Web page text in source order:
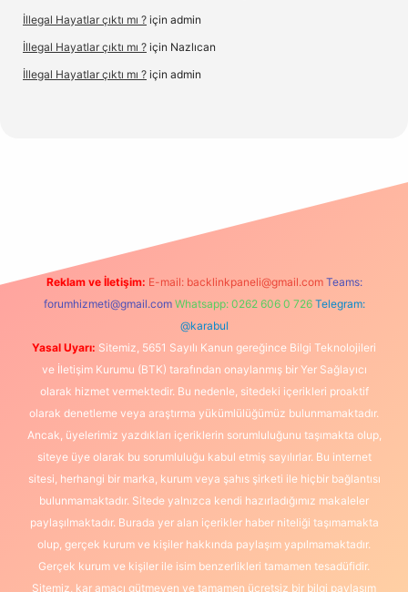
İllegal Hayatlar çıktı mı ? için admin
İllegal Hayatlar çıktı mı ? için Nazlıcan
İllegal Hayatlar çıktı mı ? için admin
Reklam ve İletişim: E-mail: backlinkpaneli@gmail.com Teams:
forumhizmeti@gmail.com Whatsapp: 0262 606 0 726 Telegram:
@karabul
Yasal Uyarı: Sitemiz, 5651 Sayılı Kanun gereğince Bilgi Teknolojileri
ve İletişim Kurumu (BTK) tarafından onaylanmış bir Yer Sağlayıcı
olarak hizmet vermektedir. Bu nedenle, sitedeki içerikleri proaktif
olarak denetleme veya araştırma yükümlülüğümüz bulunmamaktadır.
Ancak, üyelerimiz yazdıkları içeriklerin sorumluluğunu taşımakta olup,
siteye üye olarak bu sorumluluğu kabul etmiş sayılırlar. Bu internet
sitesi, herhangi bir marka, kurum veya şahıs şirketi ile hiçbir bağlantısı
bulunmamaktadır. Sitede yalnızca kendi hazırladığımız makaleler
paylaşılmaktadır. Burada yer alan içerikler haber niteliği taşımamakta
olup, gerçek kurum ve kişiler hakkında paylaşım yapılmamaktadır.
Gerçek kurum ve kişiler ile isim benzerlikleri tamamen tesadüfidir.
Sitemiz, kar amacı gütmeyen ve tamamen ücretsiz bir bilgi paylaşım